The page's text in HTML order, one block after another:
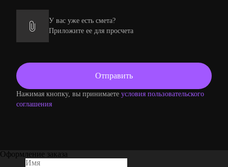
У вас уже есть смета?
Приложите ее для просчета
Нажимая кнопку, вы принимаете условия пользовательского
соглашения
Оформление заказа